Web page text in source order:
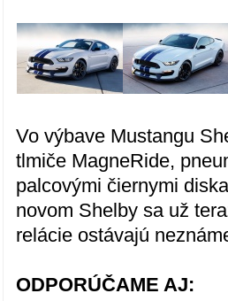
Vo výbave Mustangu
tlmiče MagneRide,
palcovými čiernymi
novom Shelby sa už
relácie ostávajú
ODPORÚČAME AJ: